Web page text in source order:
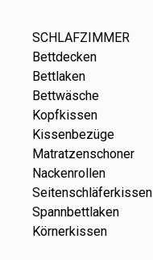
SCHLAFZIMMER
Bettdecken
Bettlaken
Bettwäsche
Kopfkissen
Kissenbezüge
Matratzenschoner
Nackenrollen
Seitenschläferkissen
Spannbettlaken
Körnerkissen